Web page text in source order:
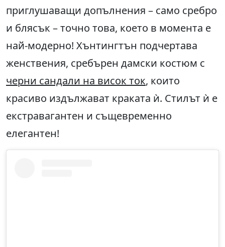
приглушаващи допълнения – само сребро
и блясък – точно това, което в момента е
най-модерно! Хънтингтън подчертава
женствения, сребърен дамски костюм с
черни сандали на висок ток, които
красиво издължават краката ѝ. Стилът ѝ е
екстравагантен и същевременно
елегантен!